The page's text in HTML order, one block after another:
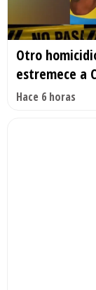
Otro
estremece a
Hace 6 horas